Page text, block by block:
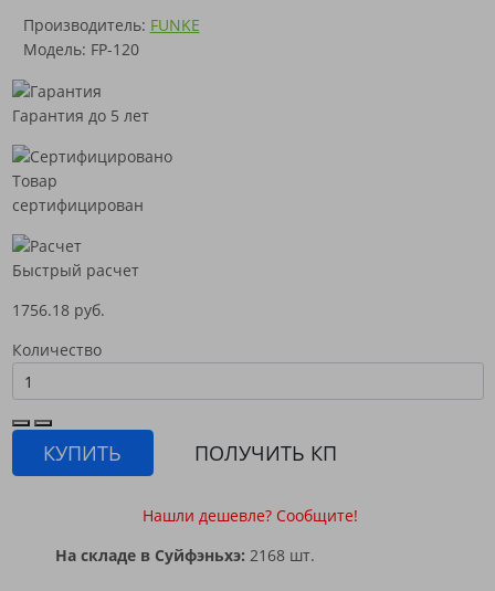
Производитель: FUNKE
Модель: FP-120
Гарантия до 5 лет
Товар
сертифицирован
Быстрый расчет
1756.18 руб.
Количество
КУПИТЬ ПОЛУЧИТЬ КП
Нашли дешевле? Сообщите!
На складе в Суйфэньхэ: 2168 шт.